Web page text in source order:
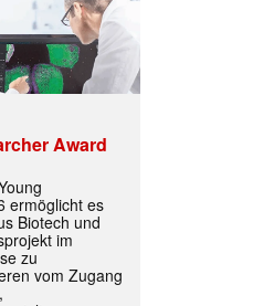
Award
ermöglicht es
Biotech und
im
zu
vom Zugang